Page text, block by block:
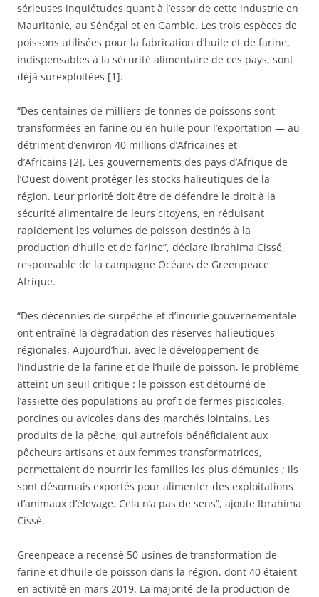
sérieuses inquiétudes quant à l’essor de cette industrie en
Mauritanie, au Sénégal et en Gambie. Les trois espèces de
poissons utilisées pour la fabrication d’huile et de farine,
indispensables à la sécurité alimentaire de ces pays, sont
déjà surexploitées [1].
“Des centaines de milliers de tonnes de poissons sont
transformées en farine ou en huile pour l’exportation — au
détriment d’environ 40 millions d’Africaines et
d’Africains [2]. Les gouvernements des pays d’Afrique de
l’Ouest doivent protéger les stocks halieutiques de la
région. Leur priorité doit être de défendre le droit à la
sécurité alimentaire de leurs citoyens, en réduisant
rapidement les volumes de poisson destinés à la
production d’huile et de farine”, déclare Ibrahima Cissé,
responsable de la campagne Océans de Greenpeace
Afrique.
“Des décennies de surpêche et d’incurie gouvernementale
ont entraîné la dégradation des réserves halieutiques
régionales. Aujourd’hui, avec le développement de
l’industrie de la farine et de l’huile de poisson, le problème
atteint un seuil critique : le poisson est détourné de
l’assiette des populations au profit de fermes piscicoles,
porcines ou avicoles dans des marchés lointains. Les
produits de la pêche, qui autrefois bénéficiaient aux
pêcheurs artisans et aux femmes transformatrices,
permettaient de nourrir les familles les plus démunies ; ils
sont désormais exportés pour alimenter des exploitations
d’animaux d’élevage. Cela n’a pas de sens”, ajoute Ibrahima
Cissé.
Greenpeace a recensé 50 usines de transformation de
farine et d’huile de poisson dans la région, dont 40 étaient
en activité en mars 2019. La majorité de la production de